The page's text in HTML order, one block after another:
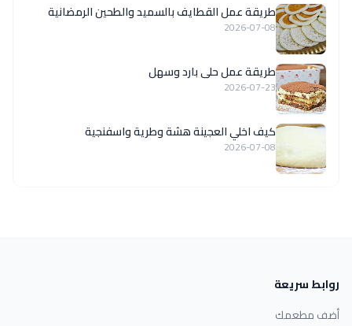
طريقة عمل القطايف بالسميد والطحين الرمضانية
2026-07-08
طريقة عمل حلى بارد وسهل
2026-07-23
كيف اخلي العجينة هشة وطرية واسفنجية
2026-07-08
روابط سريعة
أضف مطعمك